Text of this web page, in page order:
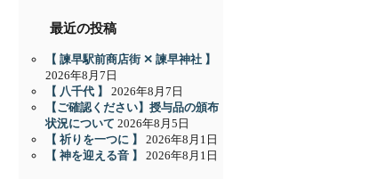
最近の投稿
【 諫早駅前商店街 ✕ 諫早神社 】
2026年8月7日
【 八千代 】
2026年8月7日
【ご確認ください】授与品の頒布
状況について 2026年8月5日
【 祈りを一つに 】
2026年8月1日
【 神を迎える音 】
2026年8月1日